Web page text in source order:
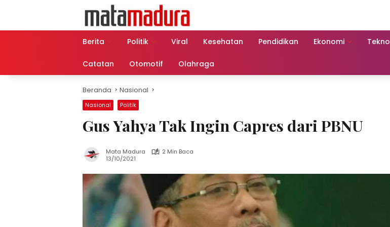
Berita
Politik Viral Kesehatan Pendidikan Ekonomi Tekno
Catatan Otomotif Olahraga
Beranda Nasional
Nasional Politik
Gus Yahya Tak Ingin Capres dari PBNU
Mata Madura
2 Min Baca
13/10/2021